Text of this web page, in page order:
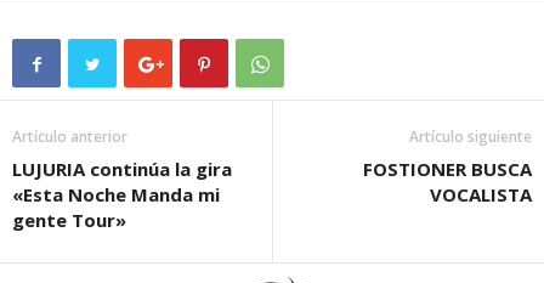
Artículo anterior
LUJURIA continúa la gira
«Esta Noche Manda mi
gente Tour»
Artículo siguiente
FOSTIONER BUSCA
VOCALISTA